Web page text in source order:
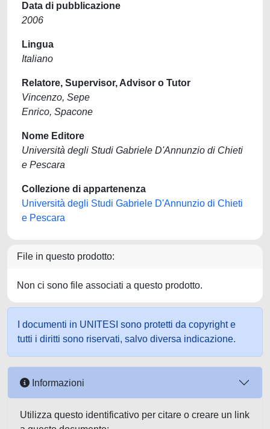
Data di pubblicazione
2006
Lingua
Italiano
Relatore, Supervisor, Advisor o Tutor
Vincenzo, Sepe
Enrico, Spacone
Nome Editore
Università degli Studi Gabriele D'Annunzio di Chieti
e Pescara
Collezione di appartenenza
Università degli Studi Gabriele D'Annunzio di Chieti
e Pescara
File in questo prodotto:
Non ci sono file associati a questo prodotto.
I documenti in UNITESI sono protetti da copyright e
tutti i diritti sono riservati, salvo diversa indicazione.
Informazioni
Utilizza questo identificativo per citare o creare un link